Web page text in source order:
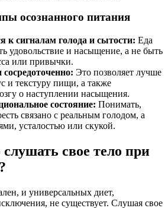
осознанного питания
к сигналам голода и сытости: Еда
удовольствие и насыщение, а не быть
или привычки.
Это позволяет лучше
и текстуру пищи, а также
о наступлении насыщения.
состояние: Понимать,
связано с реальным голодом, а
усталостью или скукой.
свое тело при
и универсальных диет,
не существует. Слушая свое